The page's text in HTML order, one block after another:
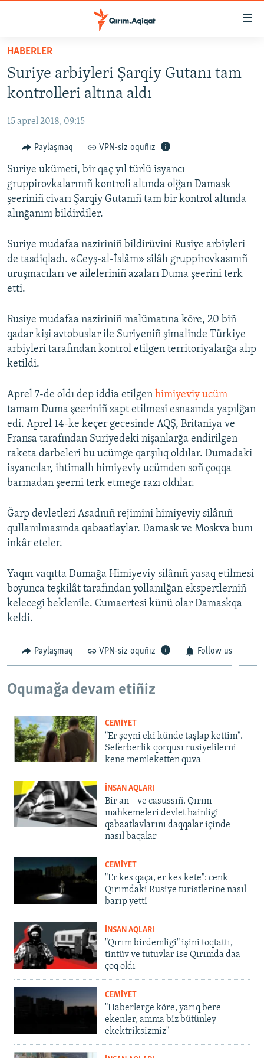
Esas
qaytmaq
Baş
qaytmaq
qaytmaq
SİYASET
CEMİYET
MEDENİYET
İNSAN AQLARI
VİDEO
SÜRET
FİKİR
Русский
QOŞULIÑIZ!
RFE/RS bütün saytları
HABERLER
Suriye arbiyleri Şarqiy Gutanı tam
kontrolleri altına aldı
15 aprel 2018, 09:15
Paylaşmaq VPN-siz oquñız
Suriye ukümeti, bir qaç yıl türlü isyancı
gruppirovkalarınıñ kontroli altında olğan Damask
şeeriniñ civarı Şarqiy Gutanıñ tam bir kontrol altında
alınğanını bildirdiler.
Suriye mudafaa naziriniñ bildirüvini Rusiye arbiyleri
de tasdiqladı. «Ceyş-al-İslâm» silâlı gruppirovkasınıñ
uruşmacıları ve aileleriniñ azaları Duma şeerini terk
etti.
Rusiye mudafaa naziriniñ malümatına köre, 20 biñ
qadar kişi avtobuslar ile Suriyeniñ şimalinde Türkiye
arbiyleri tarafından kontrol etilgen territoriyalarğa alıp
ketildi.
Aprel 7-de oldı dep iddia etilgen himiyeviy ucüm
tamam Duma şeeriniñ zapt etilmesi esnasında yapılğan
edi. Aprel 14-ke keçer gecesinde AQŞ, Britaniya ve
Fransa tarafından Suriyedeki nişanlarğa endirilgen
raketa darbeleri bu ucümge qarşılıq oldılar. Dumadaki
isyancılar, ihtimallı himiyeviy ucümden soñ çoqqa
barmadan şeerni terk etmege razı oldılar.
Ğarp devletleri Asadnıñ rejimini himiyeviy silânıñ
qullanılmasında qabaatlaylar. Damask ve Moskva bunı
inkâr eteler.
Yaqın vaqıtta Dumağa Himiyeviy silânıñ yasaq etilmesi
boyunca teşkilât tarafından yollanılğan ekspertlerniñ
kelecegi beklenile. Cumaertesi künü olar Damaskqa
keldi.
Paylaşmaq VPN-siz oquñız Follow us
Oqumağa devam etiñiz
CEMİYET
"Er şeyni eki künde taşlap kettim".
Seferberlik qorqusı rusiyelilerni
kene memleketten quva
İNSAN AQLARI
Bir an – ve casussıñ. Qırım
mahkemeleri devlet hainligi
qabaatlavlarını daqqalar içinde
nasıl baqalar
CEMİYET
"Er kes qaça, er kes kete": cenk
Qırımdaki Rusiye turistlerine nasıl
barıp yetti
İNSAN AQLARI
"Qırım birdemligi" işini toqtattı,
tintüv ve tutuvlar ise Qırımda daa
çoq oldı
CEMİYET
"Haberlerge köre, yarıq bere
ekenler, amma biz bütünley
ekektriksizmiz"